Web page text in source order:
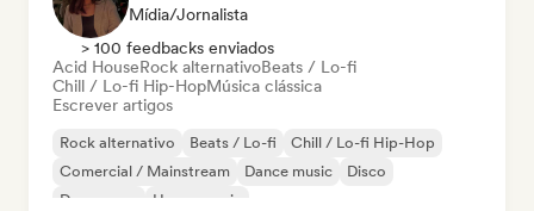
Mídia/Jornalista
> 100 feedbacks enviados
Acid HouseRock alternativoBeats / Lo-fi
Chill / Lo-fi Hip-HopMúsica clássica
Escrever artigos
Rock alternativo Beats / Lo-fi
Chill / Lo-fi Hip-Hop
Comercial / Mainstream
Dance music
Disco
Dream pop
House music